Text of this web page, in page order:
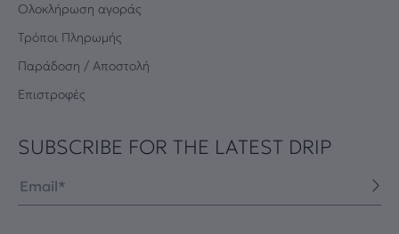
Oλοκλήρωση αγοράς
Τρόποι Πληρωμής
Παράδοση / Αποστολή
Επιστροφές
SUBSCRIBE FOR THE LATEST DRIP